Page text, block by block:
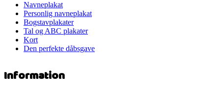
Navneplakat
Personlig navneplakat
Bogstavplakater
Tal og ABC plakater
Kort
Den perfekte dåbsgave
Information